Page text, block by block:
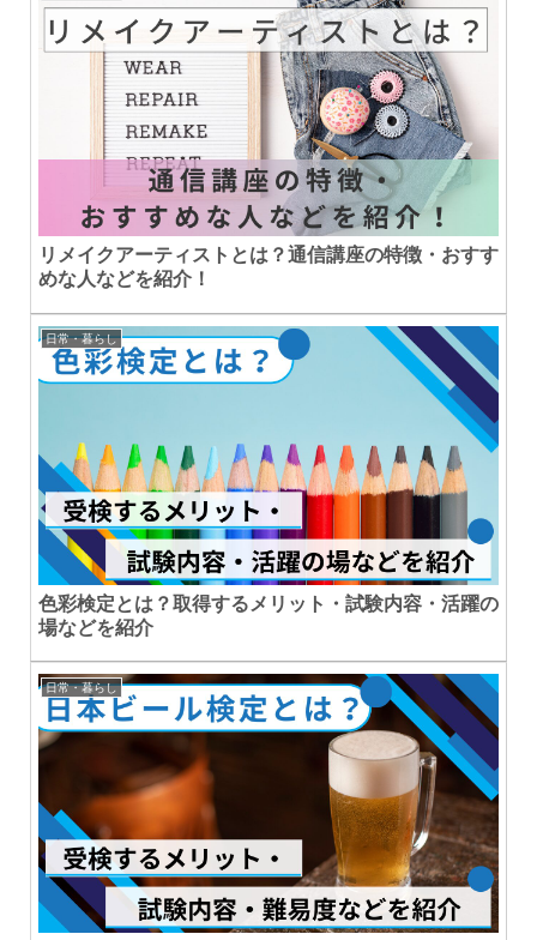
リメイクアーティストとは？通信講座の特徴・おすす
めな人などを紹介！
日常・暮らし
色彩検定とは？取得するメリット・試験内容・活躍の
場などを紹介
日常・暮らし